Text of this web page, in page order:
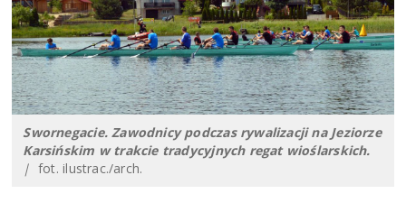
Swornegacie. Zawodnicy podczas rywalizacji na Jeziorze
Karsińskim w trakcie tradycyjnych regat wioślarskich.
| fot. ilustrac./arch.